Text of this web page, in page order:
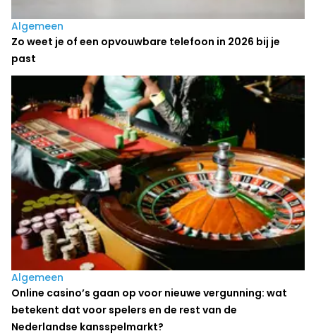
Algemeen
Zo weet je of een opvouwbare telefoon in 2026 bij je
past
Algemeen
Online casino’s gaan op voor nieuwe vergunning: wat
betekent dat voor spelers en de rest van de
Nederlandse kansspelmarkt?